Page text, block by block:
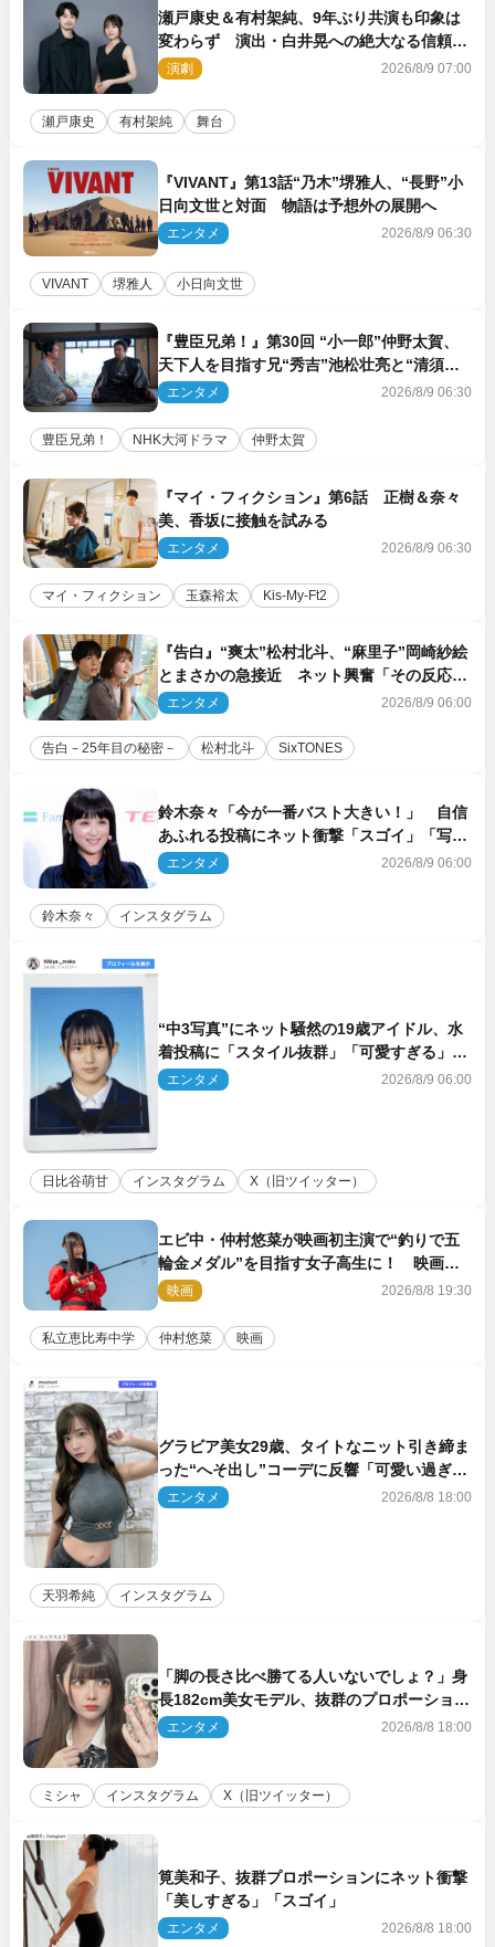
瀬戸康史＆有村架純、9年ぶり共演も印象は
変わらず 演出・白井晃への絶大なる信頼を
胸に舞台『キュー』に挑む
演劇 2026/8/9 07:00
瀬戸康史 有村架純 舞台
『VIVANT』第13話“乃木”堺雅人、“長野”小
日向文世と対面 物語は予想外の展開へ
エンタメ 2026/8/9 06:30
VIVANT 堺雅人 小日向文世
『豊臣兄弟！』第30回 “小一郎”仲野太賀、
天下人を目指す兄“秀吉”池松壮亮と“清須会
議”へ
エンタメ 2026/8/9 06:30
豊臣兄弟！ NHK大河ドラマ 仲野太賀
『マイ・フィクション』第6話 正樹＆奈々
美、香坂に接触を試みる
エンタメ 2026/8/9 06:30
マイ・フィクション 玉森裕太 Kis‐My‐Ft2
『告白』“爽太”松村北斗、“麻里子”岡崎紗絵
とまさかの急接近 ネット興奮「その反応
は」「いいの!?」（ネタバレあり）
エンタメ 2026/8/9 06:00
告白－25年目の秘密－ 松村北斗 SixTONES
鈴木奈々「今が一番バスト大きい！」 自信
あふれる投稿にネット衝撃「スゴイ」「写真
集を出して欲しい」
エンタメ 2026/8/9 06:00
鈴木奈々 インスタグラム
“中3写真”にネット騒然の19歳アイドル、水
着投稿に「スタイル抜群」「可愛すぎる」と
絶賛の声
エンタメ 2026/8/9 06:00
日比谷萌甘 インスタグラム X（旧ツイッター）
エビ中・仲村悠菜が映画初主演で“釣りで五
輪金メダル”を目指す女子高生に！ 映画
『つりこまち』今秋公開
映画 2026/8/8 19:30
私立恵比寿中学 仲村悠菜 映画
グラビア美女29歳、タイトなニット引き締ま
った“へそ出し”コーデに反響「可愛い過ぎ
る」
エンタメ 2026/8/8 18:00
天羽希純 インスタグラム
「脚の長さ比べ勝てる人いないでしょ？」身
長182cm美女モデル、抜群のプロポーション
にネット衝撃
エンタメ 2026/8/8 18:00
ミシャ インスタグラム X（旧ツイッター）
筧美和子、抜群プロポーションにネット衝撃
「美しすぎる」「スゴイ」
エンタメ 2026/8/8 18:00